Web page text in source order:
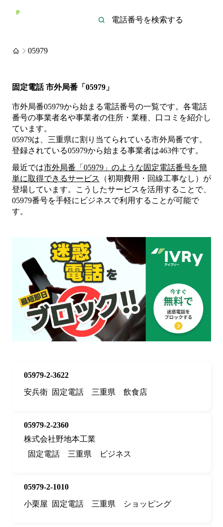
05979
固定電話 市外局番「05979」
市外局番05979から始まる電話番号の一覧です。各電話
番号の事業者名や事業者の住所・業種、口コミを紹介し
ています。
05979は、三重県に割り当てられている市外局番です。
登録されている05979から始まる事業者は463件です。
最近では市外局番「 05979 」のような固定電話番号を簡
単に取得できるサービス
（初期費用・回線工事なし）が
登場しています。こうしたサービスを活用することで、
05979番号を手軽にビジネスで利用することが可能で
す。
05979-2-3622
安兵衛 固定電話 三重県 飲食店
05979-2-2360
株式会社野地本工業
固定電話
三重県 ビジネス
05979-2-1010
小栗屋
固定電話 三重県 ショッピング